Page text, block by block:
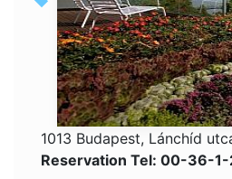
1013 Budapest, Lánchíd
Reservation Tel: 00-36-